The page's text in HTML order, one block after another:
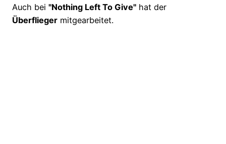
Auch bei "Nothing Left To Give" hat der
Überflieger mitgearbeitet.